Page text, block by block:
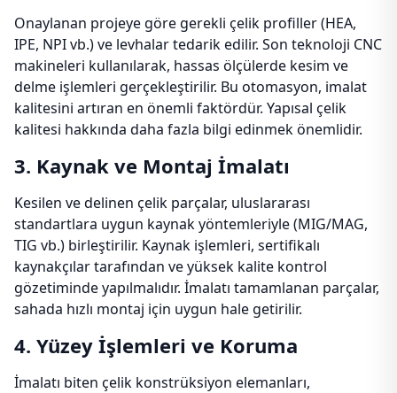
Onaylanan projeye göre gerekli çelik profiller (HEA,
IPE, NPI vb.) ve levhalar tedarik edilir. Son teknoloji CNC
makineleri kullanılarak, hassas ölçülerde kesim ve
delme işlemleri gerçekleştirilir. Bu otomasyon, imalat
kalitesini artıran en önemli faktördür. Yapısal çelik
kalitesi hakkında daha fazla bilgi edinmek önemlidir.
3. Kaynak ve Montaj İmalatı
Kesilen ve delinen çelik parçalar, uluslararası
standartlara uygun kaynak yöntemleriyle (MIG/MAG,
TIG vb.) birleştirilir. Kaynak işlemleri, sertifikalı
kaynakçılar tarafından ve yüksek kalite kontrol
gözetiminde yapılmalıdır. İmalatı tamamlanan parçalar,
sahada hızlı montaj için uygun hale getirilir.
4. Yüzey İşlemleri ve Koruma
İmalatı biten çelik konstrüksiyon elemanları,